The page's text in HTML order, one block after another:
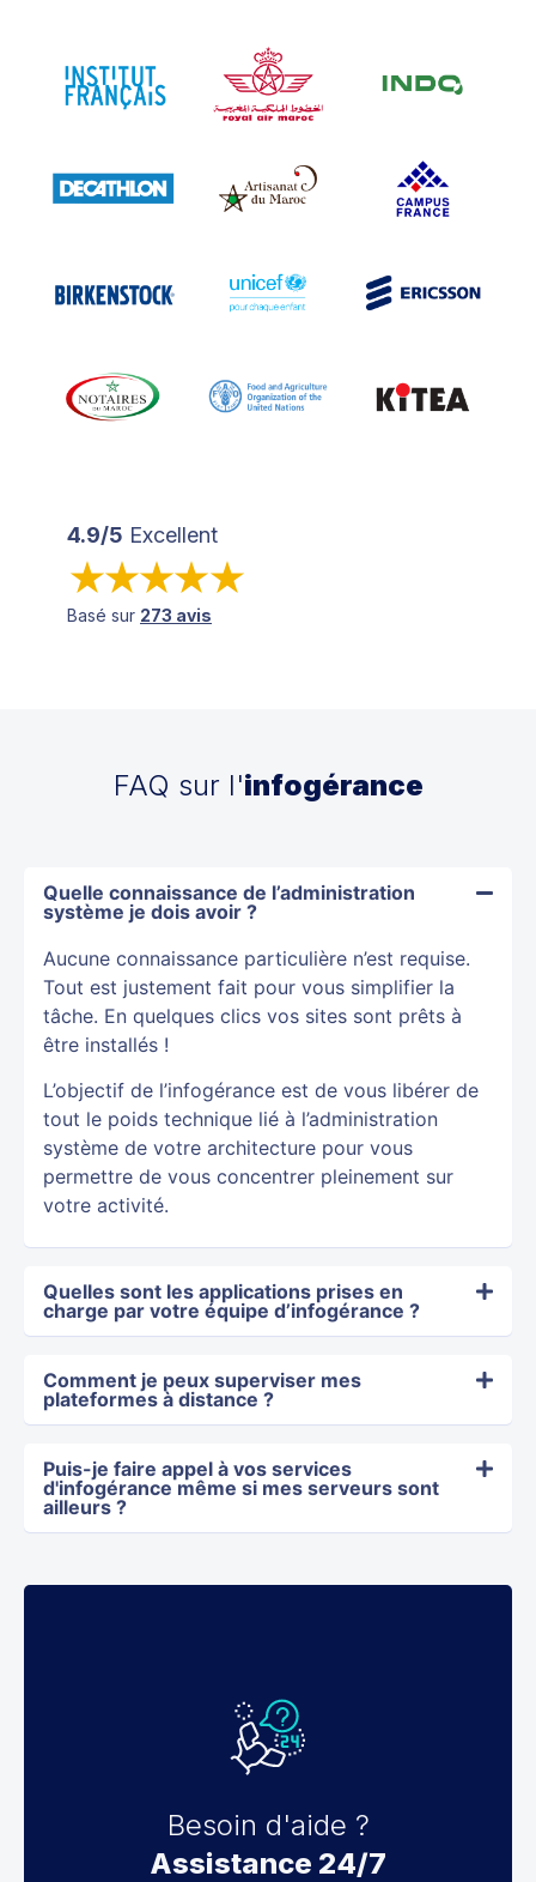
4.9/5 Excellent
Basé sur 273 avis
FAQ sur l'infogérance
Quelle connaissance de l’administration
système je dois avoir ?
Aucune connaissance particulière n’est requise.
Tout est justement fait pour vous simplifier la
tâche. En quelques clics vos sites sont prêts à
être installés !
L’objectif de l’infogérance est de vous libérer de
tout le poids technique lié à l’administration
système de votre architecture pour vous
permettre de vous concentrer pleinement sur
votre activité.
Quelles sont les applications prises en
charge par votre équipe d’infogérance ?
Comment je peux superviser mes
plateformes à distance ?
Puis-je faire appel à vos services
d'infogérance même si mes serveurs sont
ailleurs ?
Besoin d'aide ?
Assistance 24/7